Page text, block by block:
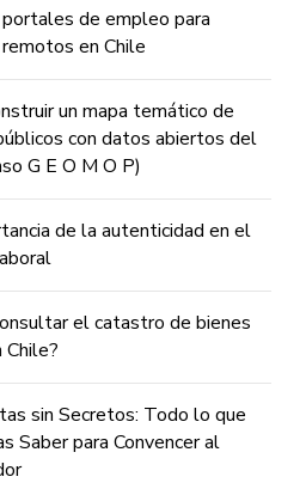
de empleo para
en Chile
un mapa temático de
con datos abiertos del
G E O M O P)
de la autenticidad en el
el catastro de bienes
Chile?
sin Secretos: Todo lo que
Saber para Convencer al